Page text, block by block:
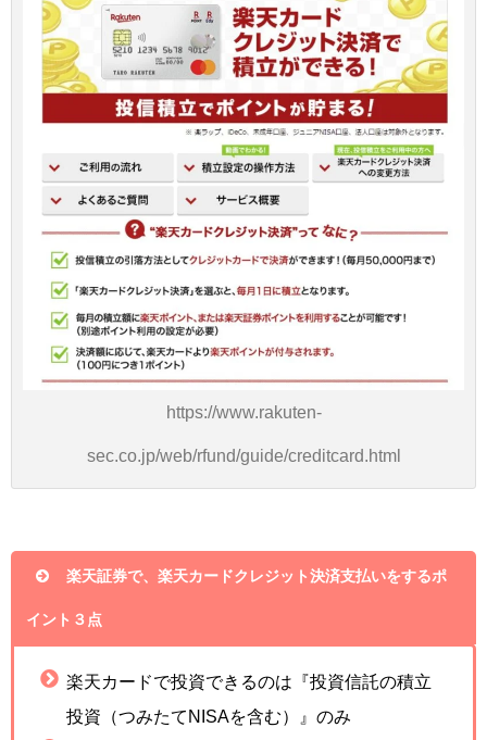
https://www.rakuten-
sec.co.jp/web/rfund/guide/creditcard.html
楽天証券で、楽天カードクレジット決済支払いをするポ
イント３点
楽天カードで投資できるのは『投資信託の積立
投資（つみたてNISAを含む）』のみ